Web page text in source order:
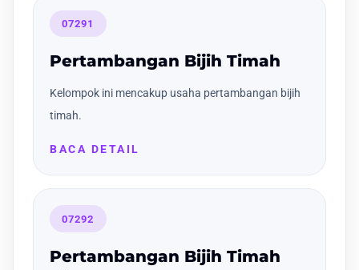
07291
Pertambangan Bijih Timah
Kelompok ini mencakup usaha pertambangan bijih
timah.
BACA DETAIL
07292
Pertambangan Bijih Timah